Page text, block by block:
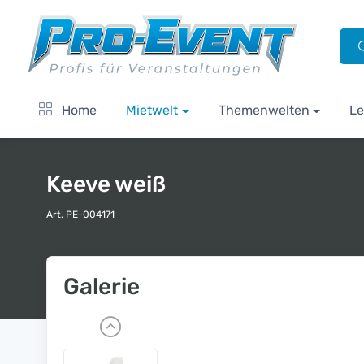
Home Mietwelt Themenwelten
Keeve weiß
Art. PE-004171
Galerie
P
r